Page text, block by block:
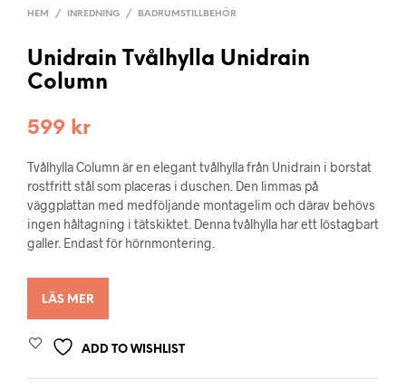
HEM / INREDNING / BADRUMSTILLBEHÖR
Unidrain Tvålhylla Unidrain
Column
599 kr
Tvålhylla Column är en elegant tvålhylla från Unidrain i borstat
rostfritt stål som placeras i duschen. Den limmas på
väggplattan med medföljande montagelim och därav behövs
ingen håltagning i tätskiktet. Denna tvålhylla har ett löstagbart
galler. Endast för hörnmontering.
LÄS MER
ADD TO WISHLIST